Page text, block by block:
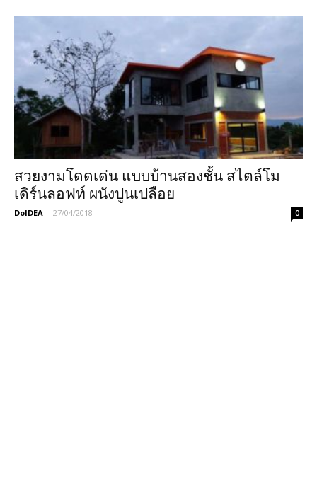
สวยงามโดดเด่น แบบบ้านสองชั้น สไตล์โม
เดิร์นลอฟท์ ผนังปูนเปลือย
DoIDEA - 27/04/2018 0